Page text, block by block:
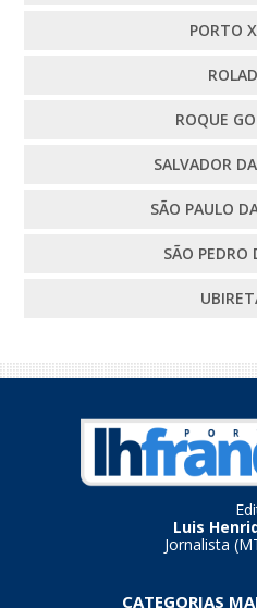
PORTO
ROQUE
SALVADOR
SÃO PAULO
SÃO PEDRO
Luis
Jornalista
CATEGORIAS